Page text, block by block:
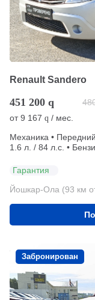
Renault Sandero
451 200 q
от9 167 q / мес.
Механика •
1.6 л. / 84 л.с. •
Гарантия
Йошкар-Ола (93 км
Забронирован